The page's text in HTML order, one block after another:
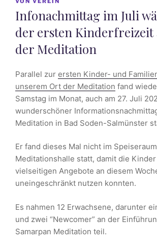
Infonachmittag im Juli
der ersten Kinderfreizeit
der Meditation
Parallel zur ersten Kinder- und
unserem Ort der Meditation fand
Samstag im Monat, auch am 27. Juli
wunderschöner
Meditation in Bad Soden-Salmünster
Er fand dieses Mal nicht im
Meditationshalle statt, damit die
vielseitigen Angebote an diesem
uneingeschränkt nutzen konnten.
Es nahmen 12 Erwachsene, darunter
und zwei “Newcomer” an der
Samarpan Meditation teil.